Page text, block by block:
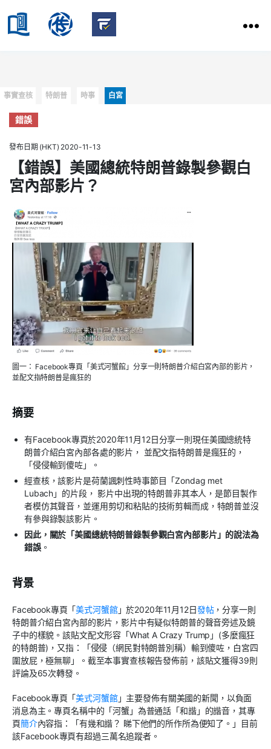
HKBU
of
Communication
Categories
事實查核 特朗普 時事 白宮
錯誤
發布日期 (HKT) 2020-11-13
【錯誤】美國總統特朗普錄製參觀白
宮內部影片？
圖一： Facebook專頁「美式河蟹館」分享一則特朗普介紹白宮內部的影片，
並配文指特朗普是瘋狂的
摘要
有Facebook專頁於2020年11月12日分享一則現任美國總統特
朗普介紹白宮內部各處的影片， 並配文指特朗普是瘋狂的，
「侵侵輸到傻咗」。
經查核，該影片是荷蘭諷刺性時事節目「Zondag met
Lubach」的片段， 影片中出現的特朗普非其本人，是節目製作
者模仿其聲音，並運用剪切和粘貼的技術剪輯而成，特朗普並沒
有參與錄製該影片。
因此，關於「美國總統特朗普錄製參觀白宮內部影片」的說法為
錯誤。
背景
Facebook專頁「美式河蟹館」於2020年11月12日發帖，分享一則
特朗普介紹白宮內部的影片，影片中有疑似特朗普的聲音旁述及鏡
子中的樣貌。該貼文配文形容「What A Crazy Trump」(多麼瘋狂
的特朗普)，又指：「侵侵（網民對特朗普別稱）輸到傻咗，白宮四
圍放屁，極無聊」。截至本事實查核報告發佈前，該貼文獲得39則
評論及65次轉發。
Facebook專頁「美式河蟹館」主要發佈有關美國的新聞，以負面
消息為主。專頁名稱中的「河蟹」為普通話「和諧」的諧音，其專
頁簡介內容指：「有幾和諧？ 睇下他們的所作所為便知了。」目前
該Facebook專頁有超過三萬名追蹤者。